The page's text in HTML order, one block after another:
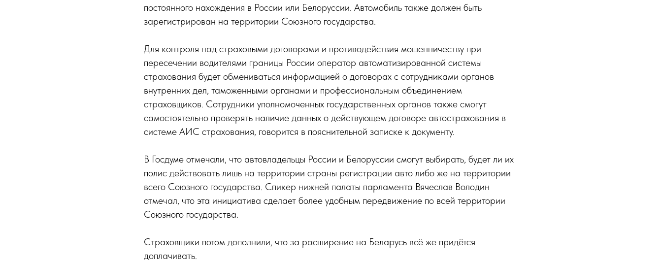
постоянного нахождения в России или Белоруссии. Автомобиль также должен быть
зарегистрирован на территории Союзного государства.
Для контроля над страховыми договорами и противодействия мошенничеству при
пересечении водителями границы России оператор автоматизированной системы
страхования будет обмениваться информацией о договорах с сотрудниками органов
внутренних дел, таможенными органами и профессиональным объединением
страховщиков. Сотрудники уполномоченных государственных органов также смогут
самостоятельно проверять наличие данных о действующем договоре автострахования в
системе АИС страхования, говорится в пояснительной записке к документу.
В Госдуме отмечали, что автовладельцы России и Белоруссии смогут выбирать, будет ли их
полис действовать лишь на территории страны регистрации авто либо же на территории
всего Союзного государства. Спикер нижней палаты парламента Вячеслав Володин
отмечал, что эта инициатива сделает более удобным передвижение по всей территории
Союзного государства.
Страховщики потом дополнили, что за расширение на Беларусь всё же придётся
доплачивать.